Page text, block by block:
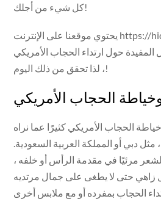
كل شيء من أجلك!
يحتوي موقعنا على الإنترنت https://hidjabaya.com/ على العديد
المفيدة حول ارتداء الحجاب الأمريكي
، لذا تحقق من ذلك اليوم!
الحجاب الأمريكي
الحجاب الأمريكي كثيرًا عما نراه
مثل دبي أو المملكة العربية السعودية.
مرئيًا في مقدمة الرأس أو خلفه ،
زاهي حتى لا يطغى على جمال مرتديه
الحجاب بمفرده أو مع ملابس أخرى